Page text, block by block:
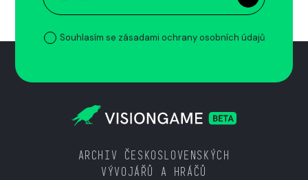
Souhlasím se zásadami ochrany osobních údajů
ARCHIV ČESKOSLOVENSKÝCH
VÝVOJÁŘŮ A HRÁČŮ